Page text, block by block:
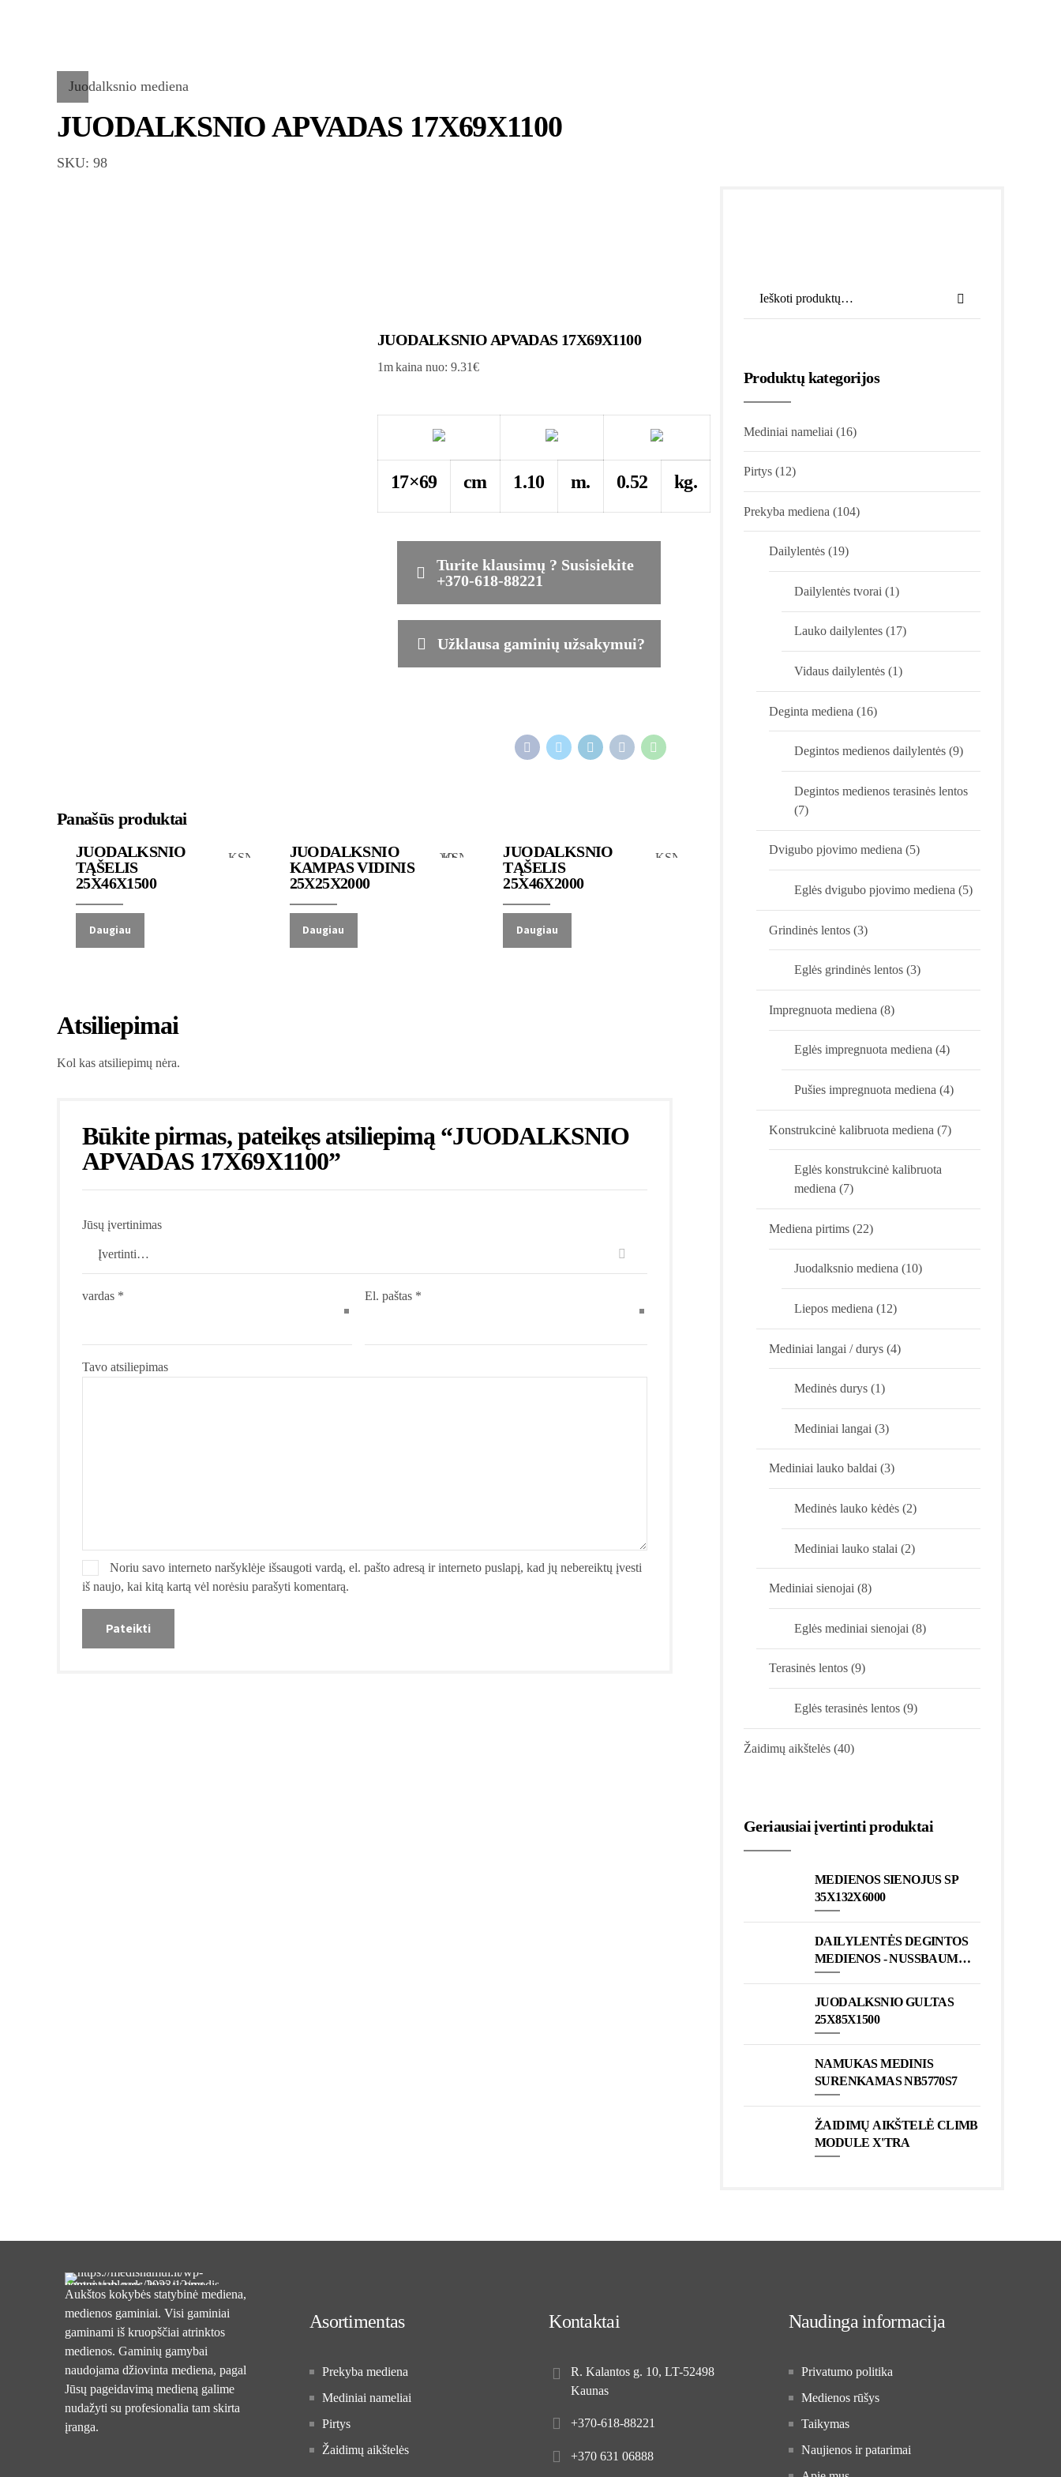
Juodalksnio mediena
JUODALKSNIO APVADAS 17X69X1100
SKU: 98
JUODALKSNIO APVADAS 17X69X1100
1mkaina nuo: 9.31€
17×69 cm 1.10 m. 0.52 kg.
Turite klausimų ? Susisiekite
+370-618-88221
Užklausa gaminių užsakymui?
Panašūs produktai
Juodalksnio mediena
JUODALKSNIO
TĄŠELIS
25X46X1500
Daugiau
JUODALKSNIO
KAMPAS VIDINIS
25X25X2000
Daugiau
JUODALKSNIO
TĄŠELIS
25X46X2000
Daugiau
Atsiliepimai
Kol kas atsiliepimų nėra.
Būkite pirmas, pateikęs atsiliepimą “JUODALKSNIO
APVADAS 17X69X1100”
Jūsų įvertinimas
Tavo atsiliepimas
vardas * El. paštas *
Noriu savo interneto naršyklėje išsaugoti vardą, el. pašto adresą ir interneto puslapį, kad jų nebereiktų įvesti
iš naujo, kai kitą kartą vėl norėsiu parašyti komentarą.
Produktų kategorijos
Mediniai nameliai (16)
Pirtys (12)
Prekyba mediena (104)
Dailylentės (19)
Dailylentės tvorai (1)
Lauko dailylentes (17)
Vidaus dailylentės (1)
Deginta mediena (16)
Degintos medienos dailylentės (9)
Degintos medienos terasinės lentos
(7)
Dvigubo pjovimo mediena (5)
Eglės dvigubo pjovimo mediena (5)
Grindinės lentos (3)
Eglės grindinės lentos (3)
Impregnuota mediena (8)
Eglės impregnuota mediena (4)
Pušies impregnuota mediena (4)
Konstrukcinė kalibruota mediena (7)
Eglės konstrukcinė kalibruota
mediena (7)
Mediena pirtims (22)
Juodalksnio mediena (10)
Liepos mediena (12)
Mediniai langai / durys (4)
Medinės durys (1)
Mediniai langai (3)
Mediniai lauko baldai (3)
Medinės lauko kėdės (2)
Mediniai lauko stalai (2)
Mediniai sienojai (8)
Eglės mediniai sienojai (8)
Terasinės lentos (9)
Eglės terasinės lentos (9)
Žaidimų aikštelės (40)
Geriausiai įvertinti produktai
MEDIENOS SIENOJUS SP
35X132X6000
DAILYLENTĖS DEGINTOS
MEDIENOS - NUSSBAUM
1700
JUODALKSNIO GULTAS
25X85X1500
NAMUKAS MEDINIS
SURENKAMAS NB5770S7
ŽAIDIMŲ AIKŠTELĖ CLIMB
MODULE X'TRA
Aukštos kokybės statybinė mediena,
medienos gaminiai. Visi gaminiai
gaminami iš kruopščiai atrinktos
medienos. Gaminių gamybai
naudojama džiovinta mediena, pagal
Jūsų pageidavimą medieną galime
nudažyti su profesionalia tam skirta
įranga.
Asortimentas
Prekyba mediena
Mediniai nameliai
Pirtys
Žaidimų aikštelės
Kontaktai
R. Kalantos g. 10, LT-52498
Kaunas
+370-618-88221
+370 631 06888
Naudinga informacija
Privatumo politika
Medienos rūšys
Taikymas
Naujienos ir patarimai